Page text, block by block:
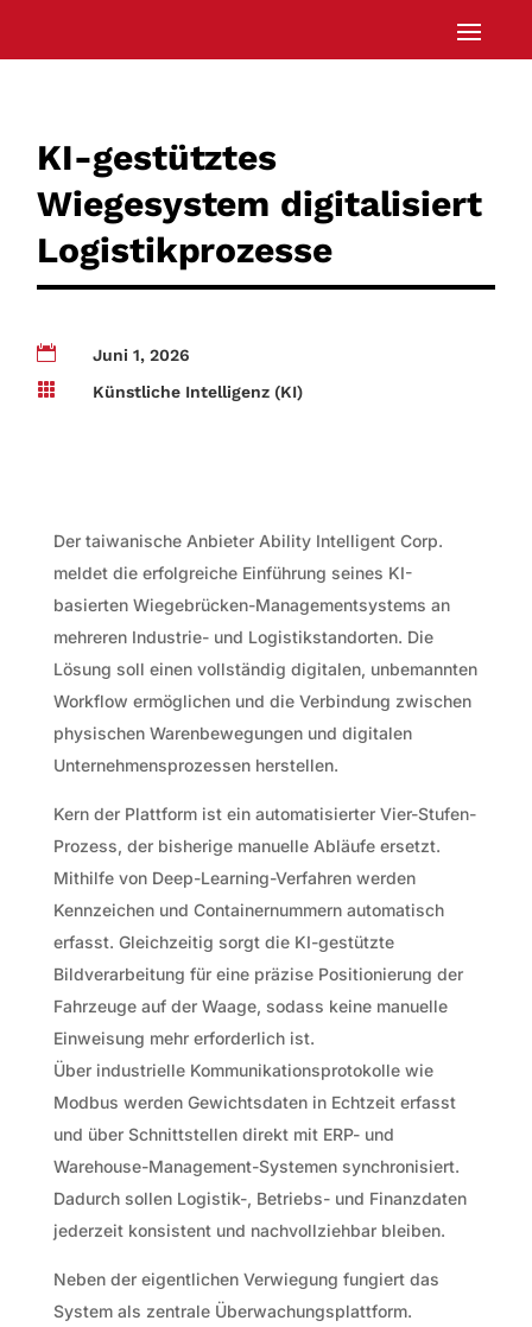
KI-gestütztes
Wiegesystem digitalisiert
Logistikprozesse

Juni 1, 2026

Künstliche Intelligenz (KI)
Der taiwanische Anbieter Ability Intelligent Corp.
meldet die erfolgreiche Einführung seines KI-
basierten Wiegebrücken-Managementsystems an
mehreren Industrie- und Logistikstandorten. Die
Lösung soll einen vollständig digitalen, unbemannten
Workflow ermöglichen und die Verbindung zwischen
physischen Warenbewegungen und digitalen
Unternehmensprozessen herstellen.
Kern der Plattform ist ein automatisierter Vier-Stufen-
Prozess, der bisherige manuelle Abläufe ersetzt.
Mithilfe von Deep-Learning-Verfahren werden
Kennzeichen und Containernummern automatisch
erfasst. Gleichzeitig sorgt die KI-gestützte
Bildverarbeitung für eine präzise Positionierung der
Fahrzeuge auf der Waage, sodass keine manuelle
Einweisung mehr erforderlich ist.
Über industrielle Kommunikationsprotokolle wie
Modbus werden Gewichtsdaten in Echtzeit erfasst
und über Schnittstellen direkt mit ERP- und
Warehouse-Management-Systemen synchronisiert.
Dadurch sollen Logistik-, Betriebs- und Finanzdaten
jederzeit konsistent und nachvollziehbar bleiben.
Neben der eigentlichen Verwiegung fungiert das
System als zentrale Überwachungsplattform.